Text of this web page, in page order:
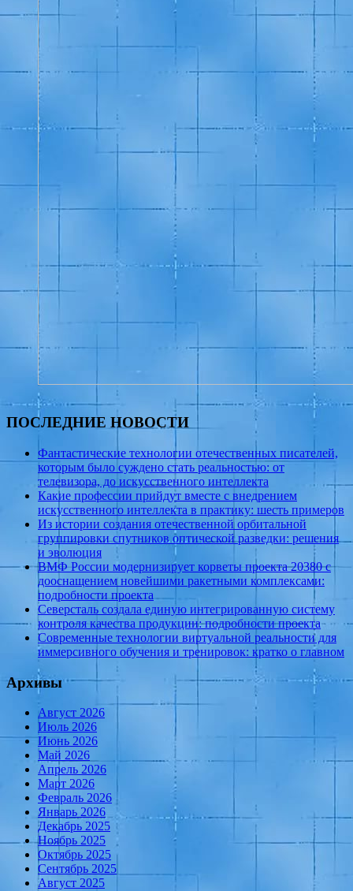
ПОСЛЕДНИЕ НОВОСТИ
Фантастические технологии отечественных писателей,
которым было суждено стать реальностью: от
телевизора, до искусственного интеллекта
Какие профессии прийдут вместе с внедрением
искусственного интеллекта в практику: шесть примеров
Из истории создания отечественной орбитальной
группировки спутников оптической разведки: решения
и эволюция
ВМФ России модернизирует корветы проекта 20380 с
дооснащением новейшими ракетными комплексами:
подробности проекта
Северсталь создала единую интегрированную систему
контроля качества продукции: подробности проекта
Современные технологии виртуальной реальности для
иммерсивного обучения и тренировок: кратко о главном
Архивы
Август 2026
Июль 2026
Июнь 2026
Май 2026
Апрель 2026
Март 2026
Февраль 2026
Январь 2026
Декабрь 2025
Ноябрь 2025
Октябрь 2025
Сентябрь 2025
Август 2025